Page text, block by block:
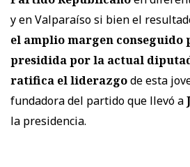
y en Valparaíso si bien el
el amplio margen conseguido
presidida por la actual
ratifica el liderazgode esta
fundadora del partido que llevó a
la presidencia.